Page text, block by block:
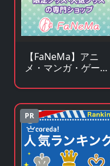
【FaNeMa】アニ
メ・マンガ・ゲーム
ズを皆様にお届けし
ます！
PR